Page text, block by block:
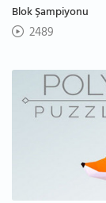
Blok Şampiyonu
2489